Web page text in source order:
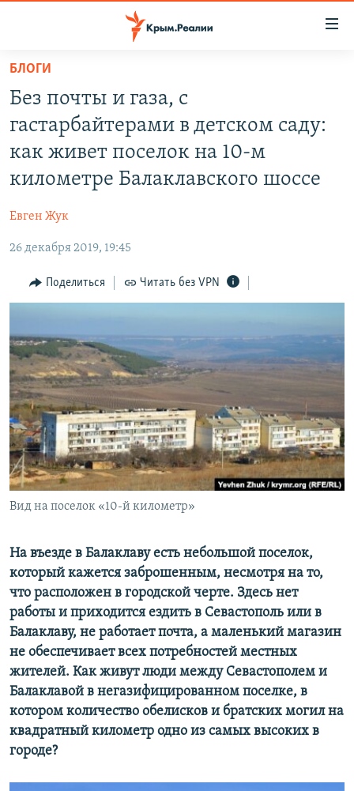
Вернуться
основному
содержанию
главной
Вернутся
СПЕЦПРОЕКТЫ
КАРТА ВОЕННЫХ ОБЪЕКТОВ КРЫМА
ИНТЕРАКТИВ
ИНФОГРАФИКА
ТЕЛЕПРОЕКТ КРЫМ.РЕАЛИИ
ПРОПАВШИЕ БЕЗ ВЕСТИ
ПОБЕДИТЕЛЕЙ НЕ СУДЯТ?
КРЫМ.НЕПОКОРЕННЫЙ
ELIFBE
УКРАИНСКАЯ ПРОБЛЕМА КРЫМА
РАДІО СВОБОДА
КАК ОБОЙТИ БЛОКИРОВКУ
ПРИСОЕДИНЯЙТЕСЬ!
Все сайты RFE/RL
БЛОГИ
Без почты и газа, с
гастарбайтерами в детском саду:
как живет поселок на 10-м
километре Балаклавского шоссе
Евген Жук
26 декабря 2019, 19:45
Поделиться Читать без VPN
Вид на поселок «10-й километр»
На въезде в Балаклаву есть небольшой поселок,
который кажется заброшенным, несмотря на то,
что расположен в городской черте. Здесь нет
работы и приходится ездить в Севастополь или в
Балаклаву, не работает почта, а маленький магазин
не обеспечивает всех потребностей местных
жителей. Как живут люди между Севастополем и
Балаклавой в негазифицированном поселке, в
котором количество обелисков и братских могил на
квадратный километр одно из самых высоких в
городе?